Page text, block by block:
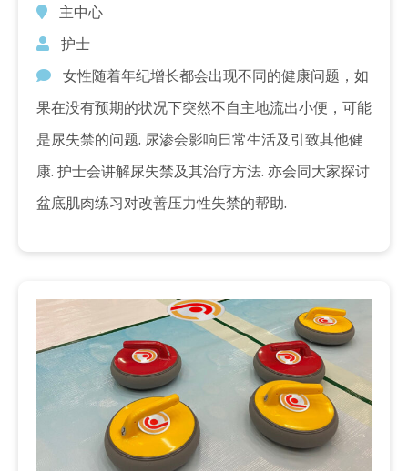
主中心
护士
女性随着年纪增长都会出现不同的健康问题，如
果在没有预期的状况下突然不自主地流出小便，可能
是尿失禁的问题. 尿渗会影响日常生活及引致其他健
康. 护士会讲解尿失禁及其治疗方法. 亦会同大家探讨
盆底肌肉练习对改善压力性失禁的帮助.